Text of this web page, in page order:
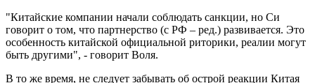
"Китайские компании начали соблюдать санкции, но Си
говорит о том, что партнерство (с РФ – ред.) развивается. Это
особенность китайской официальной риторики, реалии могут
быть другими", - говорит Воля.
В то же время, не следует забывать об острой реакции Китая